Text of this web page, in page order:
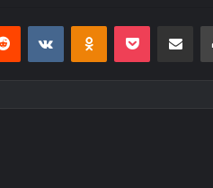
Reddit VKontakteOdnoklassniki
Pocket E-